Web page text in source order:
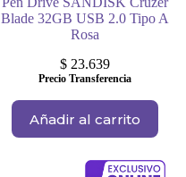
Blade 32GB USB 2.0 Tipo A
Rosa
$ 23.639
Precio Transferencia
Añadir al carrito